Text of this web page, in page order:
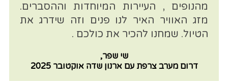
מהנופים , העיירות המיוחדות וההסברים.
מזג האוויר האיר לנו פנים וזה שידרג את
הטיול. שמחנו להכיר את כולכם .
שי שפר,
דרום מערב צרפת עם ארנון שדה אוקטובר 2025